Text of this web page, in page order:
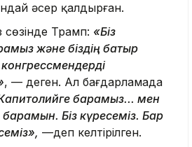
әсер қалдырған.
Трамп: «Біз
және біздің батыр
, — деген. Ал бағдарламада
барамыз... мен
Біз күресеміз. Бар
—деп келтірілген.